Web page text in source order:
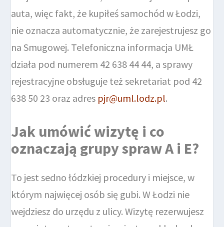
auta, więc fakt, że kupiłeś samochód w Łodzi,
nie oznacza automatycznie, że zarejestrujesz go
na Smugowej. Telefoniczna informacja UMŁ
działa pod numerem 42 638 44 44, a sprawy
rejestracyjne obsługuje też sekretariat pod 42
638 50 23 oraz adres pjr@uml.lodz.pl.
Jak umówić wizytę i co
oznaczają grupy spraw A i E?
To jest sedno łódzkiej procedury i miejsce, w
którym najwięcej osób się gubi. W Łodzi nie
wejdziesz do urzędu z ulicy. Wizytę rezerwujesz